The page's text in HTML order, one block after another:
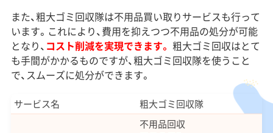
また、粗大ゴミ回収隊は不用品買い取りサービスも行って
います。これにより、費用を抑えつつ不用品の処分が可能
となり、 コスト削減を実現できます。 粗大ゴミ回収はとて
も手間がかかるものですが、粗大ゴミ回収隊を使うこと
で、スムーズに処分ができます。
サービス名 粗大ゴミ回収隊
不用品回収